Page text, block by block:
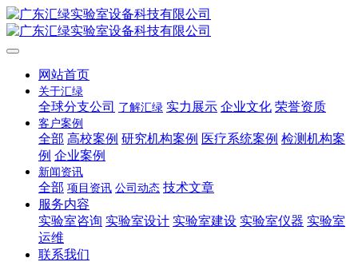
网站首页
关于汇绿
全球分支公司 了解汇绿 实力展示 企业文化 荣誉资质
客户案例
全部 高校案例 研究机构案例 医疗系统案例 检测机构案
例 企业案例
新闻资讯
全部 项目资讯 公司动态 技术文章
服务内容
实验室咨询 实验室设计 实验室建设 实验室仪器 实验室
运维
联系我们